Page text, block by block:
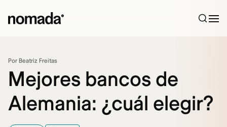
Por Beatriz Freitas
Mejores bancos de
Alemania: ¿cuál elegir?